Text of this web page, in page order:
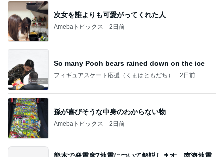
次女を誰よりも可愛がってくれた人
Amebaトピックス 2日前
So many Pooh bears rained down on the ice
フィギュアスケート応援（くまはともだち） 2日前
孫が喜びそうな中身のわからない物
Amebaトピックス 2日前